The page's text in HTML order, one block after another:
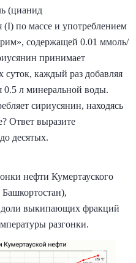
(цианид
(I) по массе и употреблением
содержащей 0.01 ммоль/
принимает
каждый раз добавляя
0.5 л минеральной воды.
сириусянин, находясь
Ответ выразите
десятых.
нефти Кумертауского
доли выкипающих фракций
разгонки.